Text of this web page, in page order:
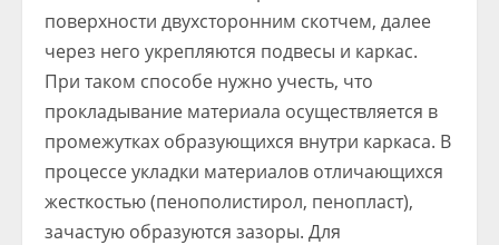
поверхности двухсторонним скотчем, далее
через него укрепляются подвесы и каркас.
При таком способе нужно учесть, что
прокладывание материала осуществляется в
промежутках образующихся внутри каркаса. В
процессе укладки материалов отличающихся
жесткостью (пенополистирол, пенопласт),
зачастую образуются зазоры. Для